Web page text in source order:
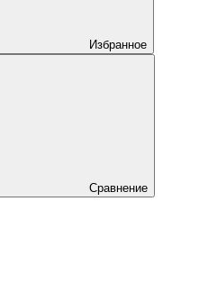
Избранное
Сравнение